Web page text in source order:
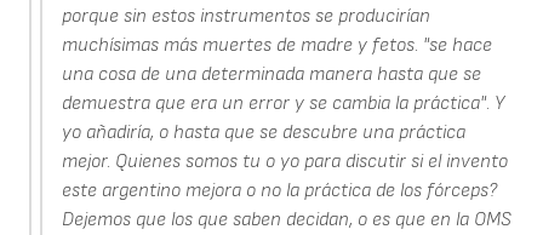
porque sin estos instrumentos se producirían
muchísimas más muertes de madre y fetos. "se hace
una cosa de una determinada manera hasta que se
demuestra que era un error y se cambia la práctica". Y
yo añadiría, o hasta que se descubre una práctica
mejor. Quienes somos tu o yo para discutir si el invento
este argentino mejora o no la práctica de los fórceps?
Dejemos que los que saben decidan, o es que en la OMS